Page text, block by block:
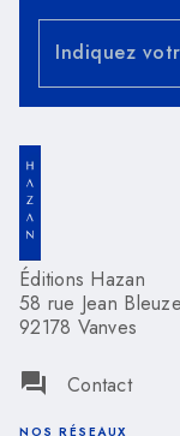
Indiquez
Éditions Hazan
58 rue Jean
92178 Vanves
question_answer Contact
NOS RÉSEAUX